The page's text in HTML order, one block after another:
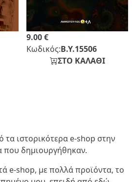
9.00 €
Κωδικός:Β.Υ.15506
ΣΤΟ ΚΑΛΑΘΙ
τα ιστορικότερα e-shop στην
δημιουργήθηκαν.
e-shop, με πολλά προϊόντα, το